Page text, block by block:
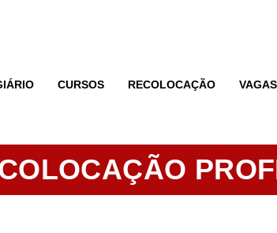
CURSOS RECOLOCAÇÃO